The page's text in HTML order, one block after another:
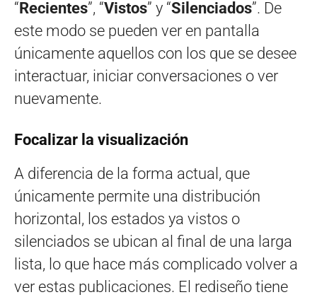
“Recientes”, “Vistos” y “Silenciados”. De
este modo se pueden ver en pantalla
únicamente aquellos con los que se desee
interactuar, iniciar conversaciones o ver
nuevamente.
Focalizar la visualización
A diferencia de la forma actual, que
únicamente permite una distribución
horizontal, los estados ya vistos o
silenciados se ubican al final de una larga
lista, lo que hace más complicado volver a
ver estas publicaciones. El rediseño tiene